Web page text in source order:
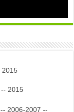
2015
-- 2015
-- 2006-2007 --